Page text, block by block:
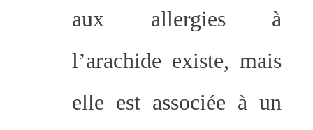
aux allergies à
l’arachide existe, mais
elle est associée à un